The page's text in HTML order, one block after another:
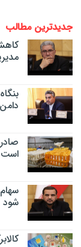
جدیدترین مطالب
است
شود